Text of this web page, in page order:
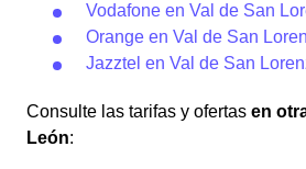
Vodafone en Val de San
Orange en Val de San
Jazztel en Val de San
Consulte las tarifas y ofertas en
León: